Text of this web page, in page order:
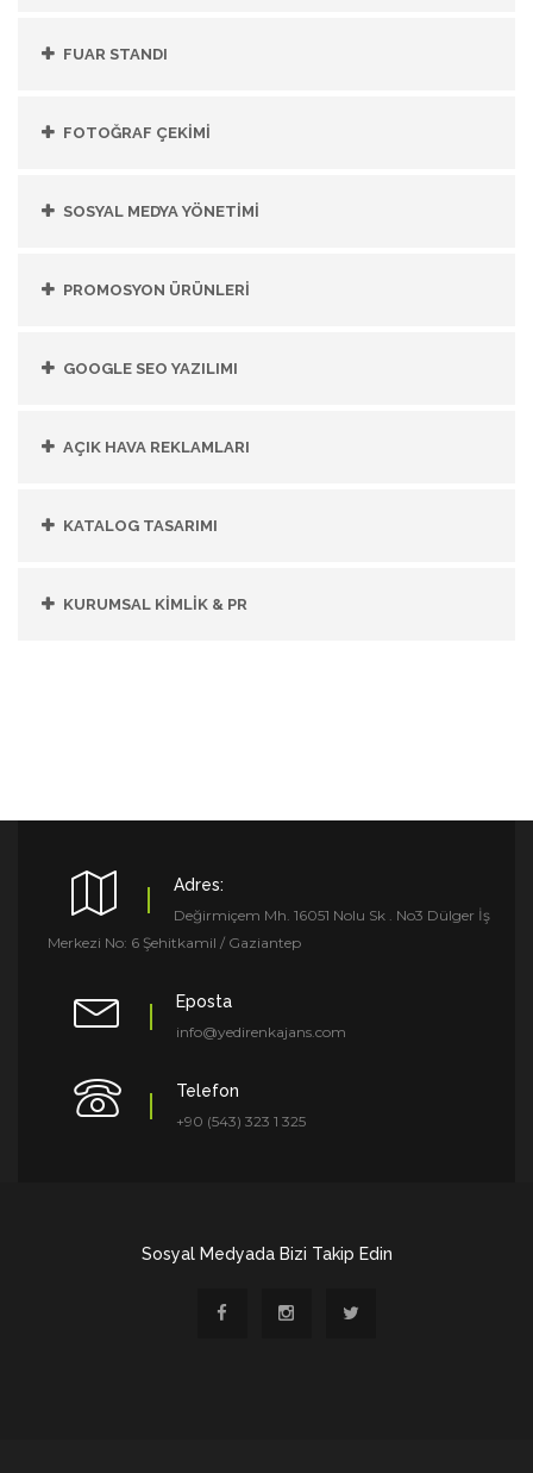
FUAR STANDI
FOTOĞRAF ÇEKİMİ
SOSYAL MEDYA YÖNETİMİ
PROMOSYON ÜRÜNLERİ
GOOGLE SEO YAZILIMI
AÇIK HAVA REKLAMLARI
KATALOG TASARIMI
KURUMSAL KİMLİK & PR
Adres:
Değirmiçem Mh. 16051 Nolu Sk . No3 Dülger İş
Merkezi No: 6 Şehitkamil / Gaziantep
Eposta
info@yedirenkajans.com
Telefon
+90 (543) 323 1 325
Sosyal Medyada Bizi Takip Edin